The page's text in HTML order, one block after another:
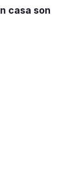
casa son